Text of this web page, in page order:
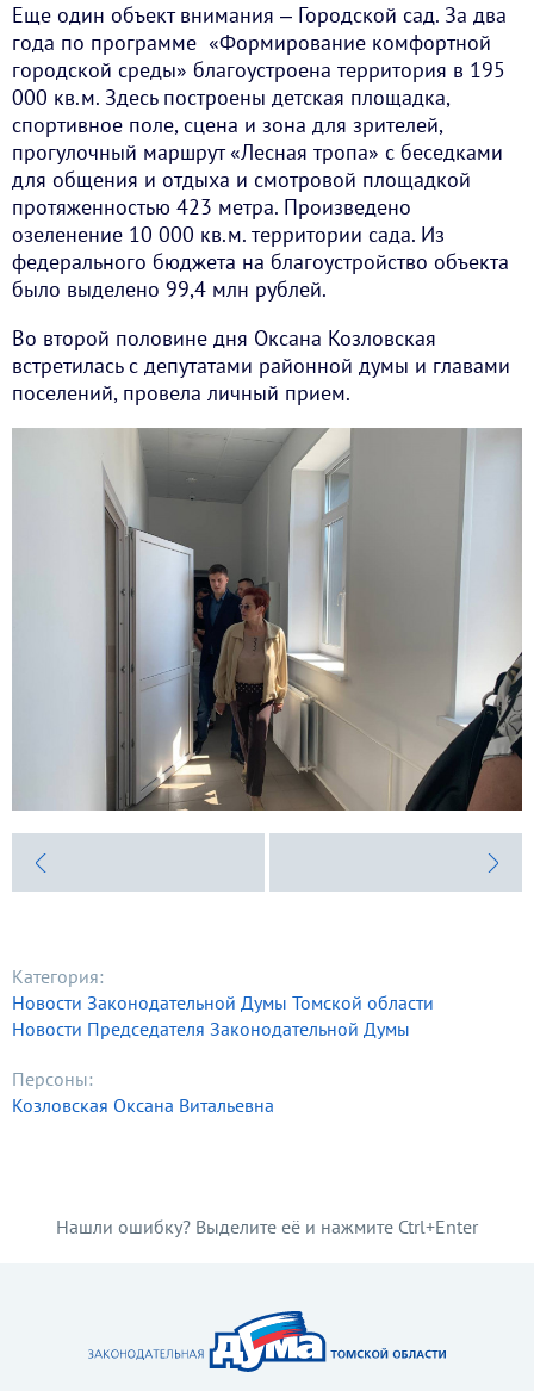
Еще один объект внимания ‒ Городской сад. За два
года по программе «Формирование комфортной
городской среды» благоустроена территория в 195
000 кв.м. Здесь построены детская площадка,
спортивное поле, сцена и зона для зрителей,
прогулочный маршрут «Лесная тропа» с беседками
для общения и отдыха и смотровой площадкой
протяженностью 423 метра. Произведено
озеленение 10 000 кв.м. территории сада. Из
федерального бюджета на благоустройство объекта
было выделено 99,4 млн рублей.
Во второй половине дня Оксана Козловская
встретилась с депутатами районной думы и главами
поселений, провела личный прием.
Категория:
Новости Законодательной Думы Томской области
Новости Председателя Законодательной Думы
Персоны:
Козловская Оксана Витальевна
Нашли ошибку? Выделите её и нажмите Ctrl+Enter